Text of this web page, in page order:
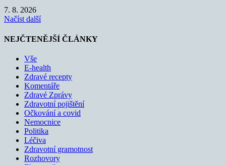
7. 8. 2026
Načíst další
NEJČTENĚJŠÍ ČLÁNKY
Vše
E-health
Zdravé recepty
Komentáře
Zdravé Zprávy
Zdravotní pojištění
Očkování a covid
Nemocnice
Politika
Léčiva
Zdravotní gramotnost
Rozhovory